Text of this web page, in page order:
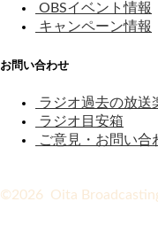
OBSイベント情報
キャンペーン情報
お問い合わせ
ラジオ過去の放送
ラジオ目安箱
ご意見・お問い合
©2026 Oita